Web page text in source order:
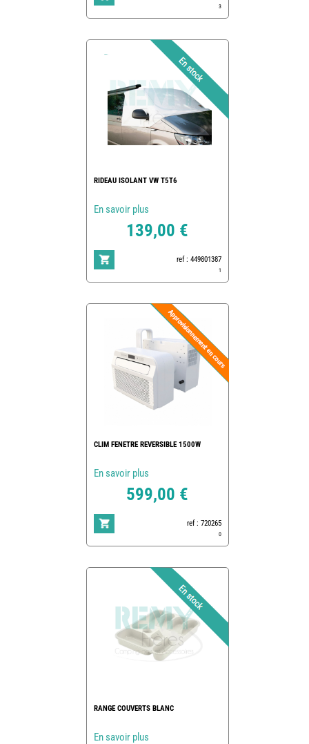
3
RIDEAU ISOLANT VW T5T6
En savoir plus
139,00 €
ref : 449801387
1
CLIM FENETRE REVERSIBLE 1500W
En savoir plus
599,00 €
ref : 720265
0
RANGE COUVERTS BLANC
En savoir plus